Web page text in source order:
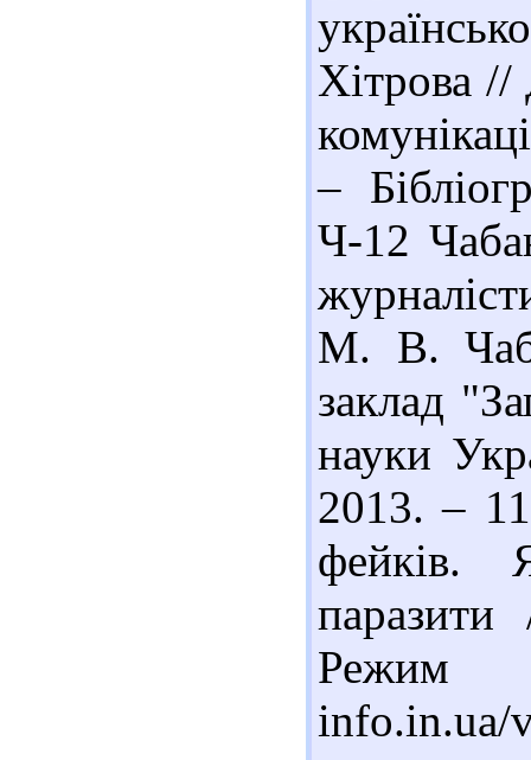
Хітрова
–
Ч-12
М. В.
заклад
науки
2013. –
фейків.
Режим
info.in.ua/